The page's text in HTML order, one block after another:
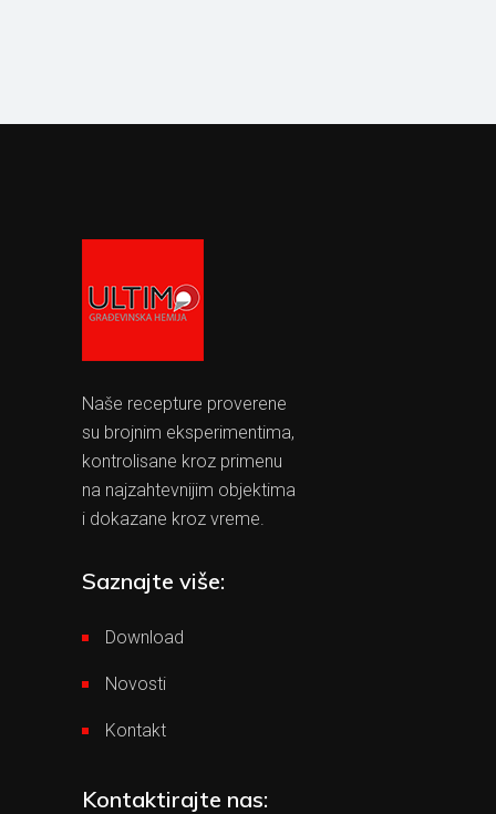
Naše recepture proverene
su brojnim eksperimentima,
kontrolisane kroz primenu
na najzahtevnijim objektima
i dokazane kroz vreme.
Saznajte više:
Download
Novosti
Kontakt
Kontaktirajte nas: